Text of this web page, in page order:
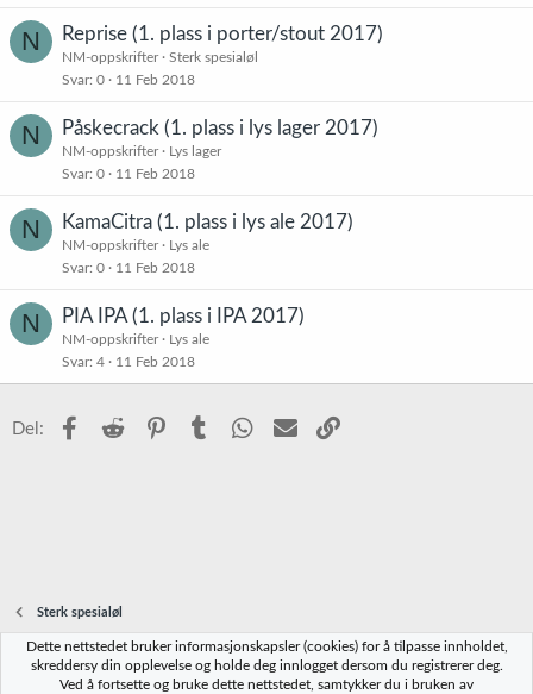
N Reprise (1. plass i porter/stout 2017)
NM-oppskrifter
Sterk spesialøl
Svar 0 11 Feb 2018
N Påskecrack (1. plass i lys lager 2017)
NM-oppskrifter
Lys lager
Svar 0 11 Feb 2018
N KamaCitra (1. plass i lys ale 2017)
NM-oppskrifter
Lys ale
Svar 0 11 Feb 2018
N PIA IPA (1. plass i IPA 2017)
NM-oppskrifter
Lys ale
Svar 4 11 Feb 2018
Del: Facebook
Reddit PinterestTumblr WhatsApp
E-post
Sterk spesialøl
Norbrygg-default
Dette nettstedet bruker informasjonskapsler (cookies) for å tilpasse innholdet,
skreddersy din opplevelse og holde deg innlogget dersom du registrerer deg.
Ved å fortsette og bruke dette nettstedet, samtykker du i bruken av